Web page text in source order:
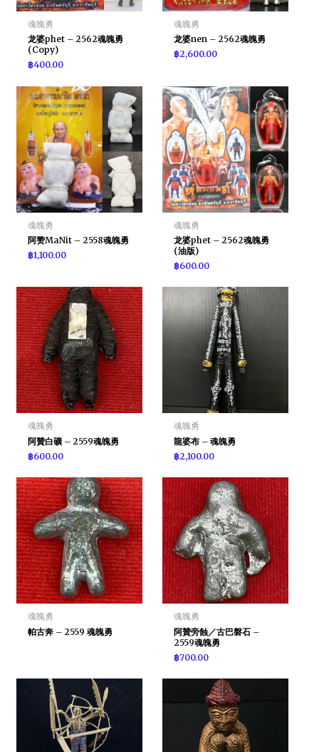
魂魄勇
龙婆phet – 2562魂魄勇
(Copy)
฿400.00
魂魄勇
龙婆nen – 2562魂魄勇
฿2,600.00
魂魄勇
阿赞MaNit – 2558魂魄勇
฿1,100.00
魂魄勇
龙婆phet – 2562魂魄勇
(油版)
฿600.00
魂魄勇
阿贊白礦 – 2559魂魄勇
฿600.00
魂魄勇
龍婆布 – 魂魄勇
฿2,100.00
魂魄勇
帕古奔 – 2559 魂魄勇
魂魄勇
阿贊旁蝕／古巴磐石 –
2559魂魄勇
฿700.00